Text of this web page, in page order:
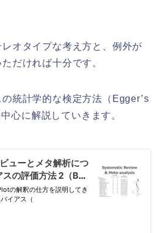
オタイプな考え方と、例外が
だければ十分です。
統計学的な検定方法（Egger’s
心に解説していきます。